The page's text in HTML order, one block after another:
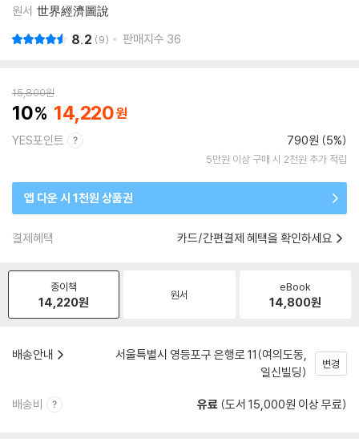
원서 世界經濟圖說
8.2 9 판매지수 36
15,800원
10 14,220
YES포인트 790원 (5%)
5만원 이상 구매 시 2천원 추가 적립
앱 다운 시 1천원 상품권
결제혜택 카드/간편결제 혜택을 확인하세요
종이책
14,220원 원서
eBook
14,800원
배송안내
서울특별시 영등포구 은행로 11(여의도동,
일신빌딩)
변경
배송비 유료 (도서 15,000원 이상 무료)